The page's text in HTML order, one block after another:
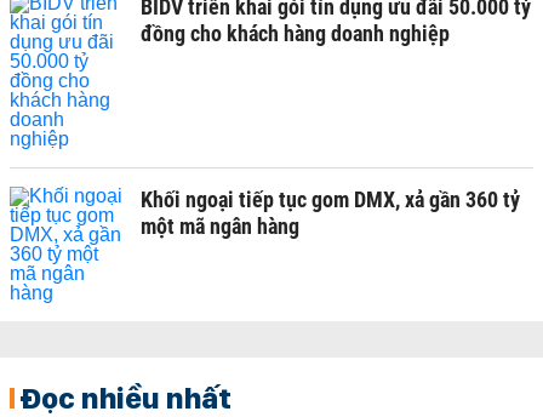
BIDV triển khai gói tín dụng ưu đãi 50.000 tỷ
đồng cho khách hàng doanh nghiệp
Khối ngoại tiếp tục gom DMX, xả gần 360 tỷ
một mã ngân hàng
Đọc nhiều nhất